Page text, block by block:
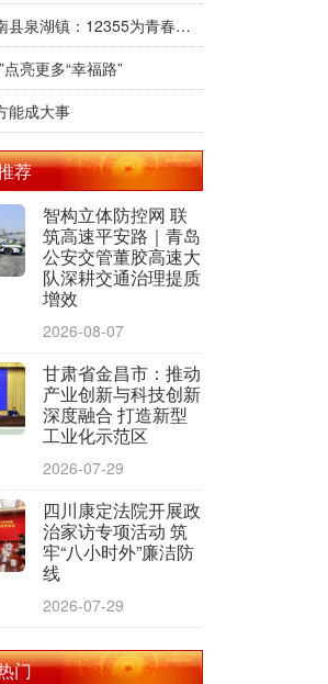
湖南省衡南县泉湖镇：12355为青春护航，暑期安全法治宣讲“润”童心
点亮更多“幸福路”
能成大事
荐
智构立体防控网 联
筑高速平安路｜青岛
公安交管董胶高速大
队深耕交通治理提质
增效
2026-08-07
甘肃省金昌市：推动
产业创新与科技创新
深度融合 打造新型
工业化示范区
2026-07-29
四川康定法院开展政
治家访专项活动 筑
牢“八小时外”廉洁防
线
2026-07-29
门